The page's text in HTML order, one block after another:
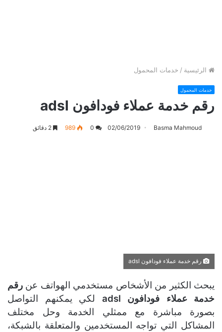
الرئيسية / خدمات المحمول
خدمات المحمول
رقم خدمة عملاء فودافون adsl
Basma Mahmoud
02/06/2019
0
989
رقم خدمة عملاء فودافون adsl
يبحث الكثير من الأشخاص مستخدمي الهواتف عن رقم
خدمة عملاء فودافون adsl
لكي يمكنهم التواصل
بصورة مباشرة مع ممثلي الخدمة وحل مختلف
المشاكل التي تواجه المستخدمين والمتعلقة بالشبكة،